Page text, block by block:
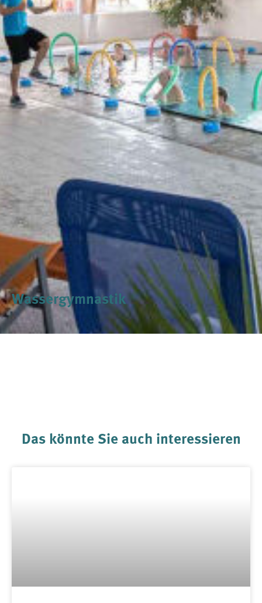
Wassergymnastik
Das könnte Sie auch interessieren